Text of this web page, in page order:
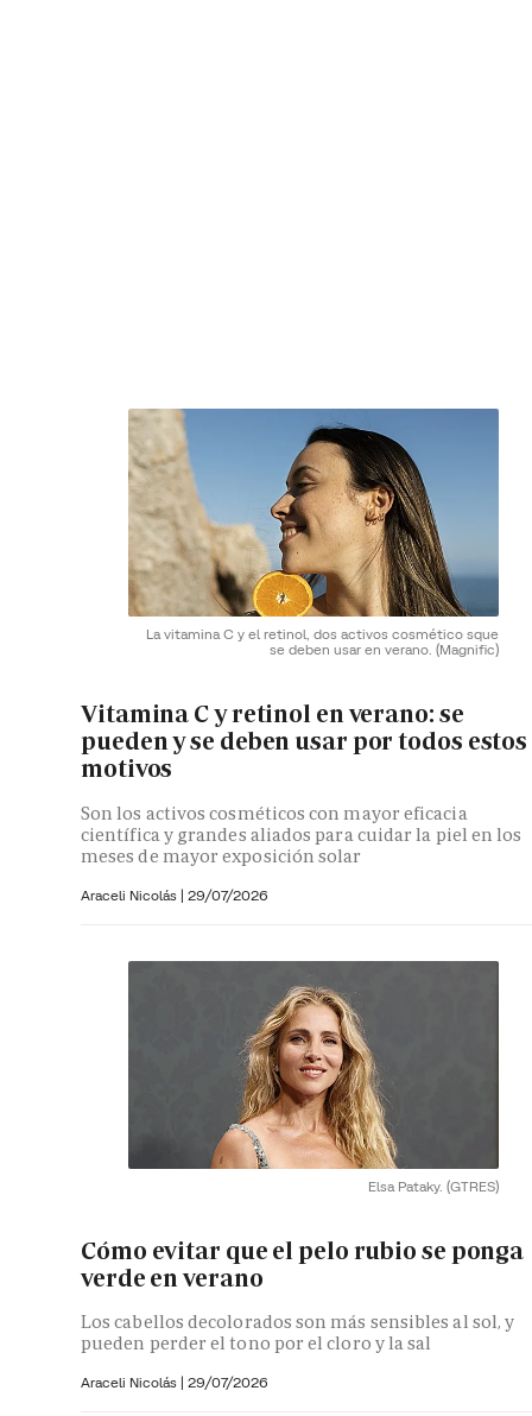
La vitamina C y el retinol, dos activos cosmético sque
se deben usar en verano. (Magnific)
Vitamina C y retinol en verano: se
pueden y se deben usar por todos estos
motivos
Son los activos cosméticos con mayor eficacia
científica y grandes aliados para cuidar la piel en los
meses de mayor exposición solar
Araceli Nicolás | 29/07/2026
Elsa Pataky. (GTRES)
Cómo evitar que el pelo rubio se ponga
verde en verano
Los cabellos decolorados son más sensibles al sol, y
pueden perder el tono por el cloro y la sal
Araceli Nicolás | 29/07/2026